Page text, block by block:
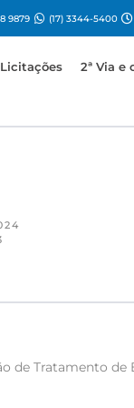
9879 (17) 3344-5400
Licitações 2ª Via e
de Tratamento de